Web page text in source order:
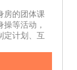
房的团体课
等活动，
定计划、互